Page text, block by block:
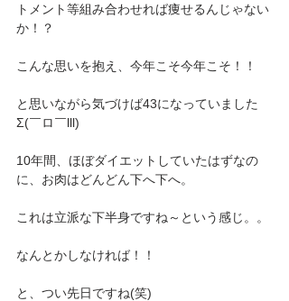
トメント等組み合わせれば痩せるんじゃない
か！？
こんな思いを抱え、今年こそ今年こそ！！
と思いながら気づけば43になっていました
Σ(￣ロ￣lll)
10年間、ほぼダイエットしていたはずなの
に、お肉はどんどん下へ下へ。
これは立派な下半身ですね～という感じ。。
なんとかしなければ！！
と、つい先日ですね(笑)